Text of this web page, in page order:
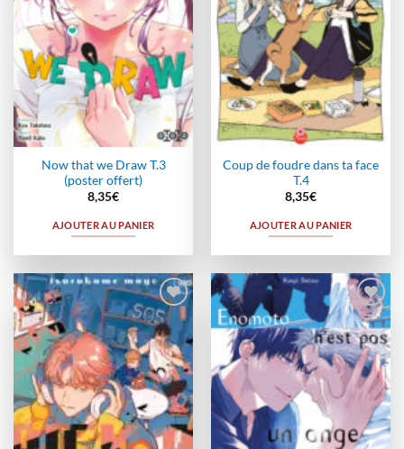
Now that we Draw T.3
(poster offert)
8,35€
AJOUTER AU PANIER
Coup de foudre dans ta face
T.4
8,35€
AJOUTER AU PANIER
Ajouter
à la
wishlist
Ajouter
à la
wishlist